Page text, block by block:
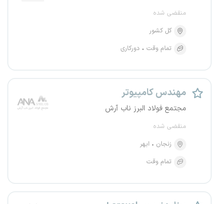
منقضی شده
کل کشور
تمام وقت
دورکاری
مهندس کامپیوتر
مجتمع فولاد البرز ناب آرش
منقضی شده
زنجان
ابهر
تمام وقت